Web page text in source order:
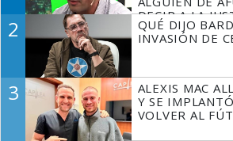
DECIR A LA
TIENE QUE
2
QUÉ DIJO
INVASIÓN DE
3
ALEXIS MAC
Y SE
VOLVER AL